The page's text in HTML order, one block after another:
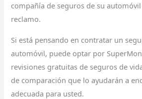
compañía de seguros de su
reclamo.
Si está pensando en contratar un
automóvil, puede optar por
revisiones gratuitas de seguros de
de comparación que lo ayudarán a
adecuada para usted.